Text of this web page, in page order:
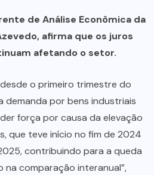
de Análise Econômica da
afirma que os juros
afetando o setor.
o primeiro trimestre do
demanda por bens industriais
força por causa da elevação
que teve início no fim de 2024
contribuindo para a queda
comparação interanual”,